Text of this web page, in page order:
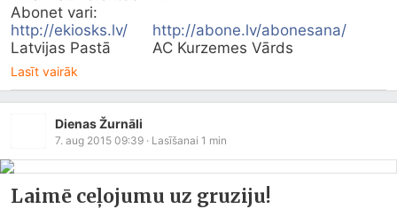
http://ekiosks.lv/
http://abone.lv/abonesana/
Latvijas Pastā 	AC Kurzemes Vārds
Lasīt vairāk
Dienas Žurnāli
7. aug 2015 09:39 · Lasīšanai 1 min
Laimē ceļojumu uz gruziju!